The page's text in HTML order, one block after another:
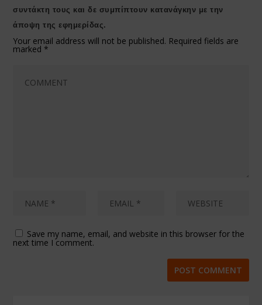
συντάκτη τους και δε συμπίπτουν κατανάγκην με την
άποψη της εφημερίδας.
Your email address will not be published. Required fields are
marked *
Save my name, email, and website in this browser for the
next time I comment.